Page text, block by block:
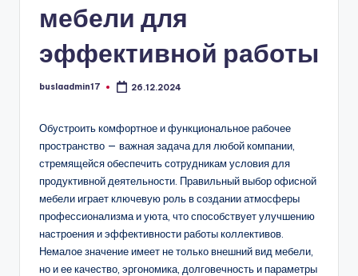
мебели для
эффективной работы
Запись
buslaadmin17 26.12.2024
Обустроить комфортное и функциональное рабочее
пространство — важная задача для любой компании,
стремящейся обеспечить сотрудникам условия для
продуктивной деятельности. Правильный выбор офисной
мебели играет ключевую роль в создании атмосферы
профессионализма и уюта, что способствует улучшению
настроения и эффективности работы коллективов.
Немалое значение имеет не только внешний вид мебели,
но и ее качество, эргономика, долговечность и параметры